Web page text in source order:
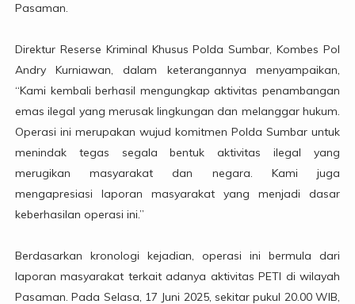
Pasaman.
Direktur Reserse Kriminal Khusus Polda Sumbar, Kombes Pol
Andry Kurniawan, dalam keterangannya menyampaikan,
“Kami kembali berhasil mengungkap aktivitas penambangan
emas ilegal yang merusak lingkungan dan melanggar hukum.
Operasi ini merupakan wujud komitmen Polda Sumbar untuk
menindak tegas segala bentuk aktivitas ilegal yang
merugikan masyarakat dan negara. Kami juga
mengapresiasi laporan masyarakat yang menjadi dasar
keberhasilan operasi ini.”
Berdasarkan kronologi kejadian, operasi ini bermula dari
laporan masyarakat terkait adanya aktivitas PETI di wilayah
Pasaman. Pada Selasa, 17 Juni 2025, sekitar pukul 20.00 WIB,